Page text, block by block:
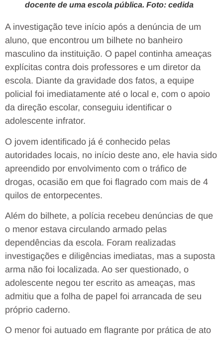
docente de uma escola pública. Foto: cedida
A investigação teve início após a denúncia de um
aluno, que encontrou um bilhete no banheiro
masculino da instituição. O papel continha ameaças
explícitas contra dois professores e um diretor da
escola. Diante da gravidade dos fatos, a equipe
policial foi imediatamente até o local e, com o apoio
da direção escolar, conseguiu identificar o
adolescente infrator.
O jovem identificado já é conhecido pelas
autoridades locais, no início deste ano, ele havia sido
apreendido por envolvimento com o tráfico de
drogas, ocasião em que foi flagrado com mais de 4
quilos de entorpecentes.
Além do bilhete, a polícia recebeu denúncias de que
o menor estava circulando armado pelas
dependências da escola. Foram realizadas
investigações e diligências imediatas, mas a suposta
arma não foi localizada. Ao ser questionado, o
adolescente negou ter escrito as ameaças, mas
admitiu que a folha de papel foi arrancada de seu
próprio caderno.
O menor foi autuado em flagrante por prática de ato